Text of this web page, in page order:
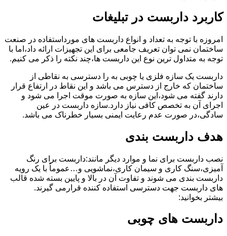
کاربرد داربست در تبلیغات
امروزه با توجه به تعداد و انواع داربست های مورداستفاده در صنعت
ساختمان نمی توان تعریف جامعی برای این تجهیزات ارائه داد،اما با
توجه به متداول ترین نوع این داربست ها،چند نکته را ذکر می کنیم.
داربست یک سازه فلزی یا چوبی به را دسترسی به نقاطی از
ساختمان که خارج از دسترس می باشد و این نقاط در ارتفاع قرار
دارند گفته می شود،این سازه به صورت موقت اجرا می شود و
اجرای آن به تخصص کافی نیاز دارد.سازه داربست در عین
سادگی،در صورت عدم رعایت ایمنی بسیار خطرناک می باشد.
هدف داربست بندی
نصب داربست برای نما و موارد دیگر مانند:داربست برای رنگ
آمیزی،سنگ کاری و سیمان کاری،نماشویی و…عموماً با یک رویه
داربست بندی می شوند و تفاوت آن در بالا و پایین بسته شده قالب
های داربست جهت دسترسی استفاده کننده قرارمی گیرند.
بیشتر بخوانید:
داربست های چوبی